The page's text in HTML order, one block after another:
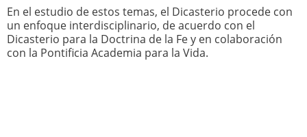
En el estudio de estos temas, el Dicasterio procede con
un enfoque interdisciplinario, de acuerdo con el
Dicasterio para la Doctrina de la Fe y en colaboración
con la Pontificia Academia para la Vida.